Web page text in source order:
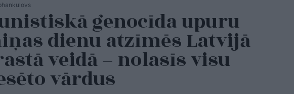
genocīda upuru
dienu atzīmēs Latvijā
veidā – nolasīs visu
vārdus